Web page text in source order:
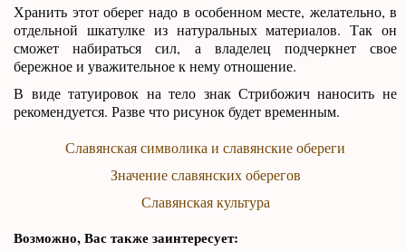
Хранить этот оберег надо в особенном месте, желательно, в
отдельной шкатулке из натуральных материалов. Так он
сможет набираться сил, а владелец подчеркнет свое
бережное и уважительное к нему отношение.
В виде татуировок на тело знак Стрибожич наносить не
рекомендуется. Разве что рисунок будет временным.
Славянская символика и славянские обереги
Значение славянских оберегов
Славянская культура
Возможно, Вас также заинтересует: